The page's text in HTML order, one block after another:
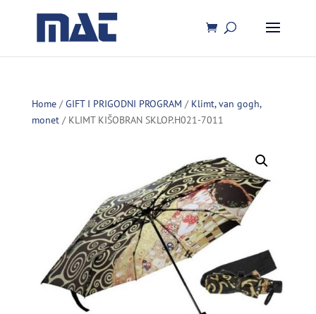
Home/GIFT I PRIGODNI PROGRAM / Klimt, van gogh,
monet/ KLIMT KIŠOBRAN SKLOP.H021-7011